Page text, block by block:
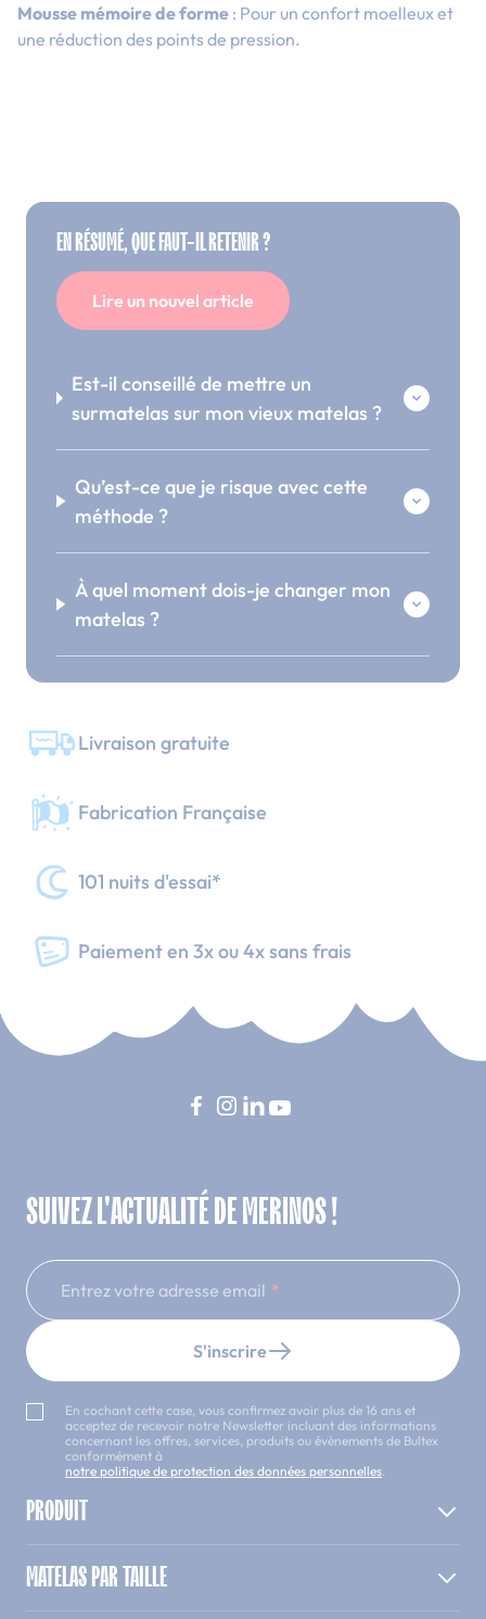
Mousse mémoire de forme : Pour un confort moelleux et
une réduction des points de pression.
EN RÉSUMÉ, QUE FAUT-IL RETENIR ?
Lire un nouvel article
Est-il conseillé de mettre un
surmatelas sur mon vieux matelas ?
Qu’est-ce que je risque avec cette
méthode ?
À quel moment dois-je changer mon
matelas ?
Livraison gratuite
Fabrication Française
101 nuits d'essai*
Paiement en 3x ou 4x sans frais
SUIVEZ L'ACTUALITÉ DE MERINOS !
Entrez votre adresse email
S'inscrire
En cochant cette case, vous confirmez avoir plus de 16 ans et
acceptez de recevoir notre Newsletter incluant des informations
concernant les offres, services, produits ou évènements de Bultex
conformément à
notre politique de protection des données personnelles
PRODUIT
MATELAS PAR TAILLE